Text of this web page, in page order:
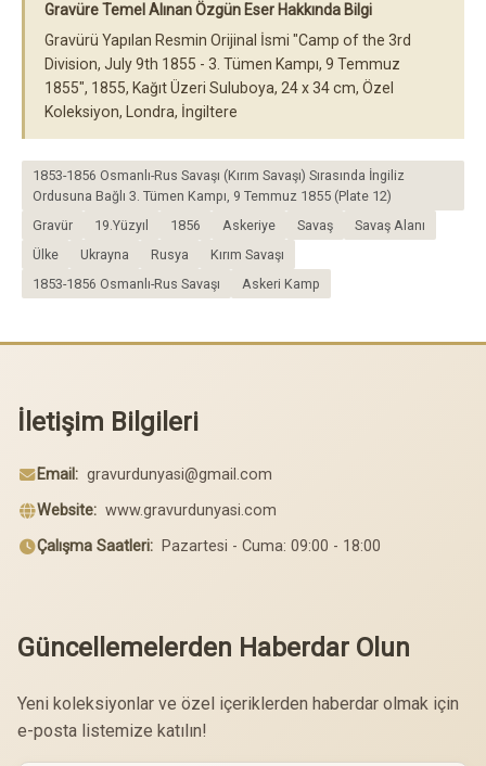
Gravüre Temel Alınan Özgün Eser Hakkında Bilgi
Gravürü Yapılan Resmin Orijinal İsmi "Camp of the 3rd
Division, July 9th 1855 - 3. Tümen Kampı, 9 Temmuz
1855", 1855, Kağıt Üzeri Suluboya, 24 x 34 cm, Özel
Koleksiyon, Londra, İngiltere
1853-1856 Osmanlı-Rus Savaşı (Kırım Savaşı) Sırasında İngiliz
Ordusuna Bağlı 3. Tümen Kampı, 9 Temmuz 1855 (Plate 12)
Gravür
19.Yüzyıl 1856 Askeriye Savaş
Savaş Alanı
Ülke
Ukrayna Rusya
Kırım Savaşı
1853-1856 Osmanlı-Rus Savaşı
Askeri Kamp
İletişim Bilgileri
Email: gravurdunyasi@gmail.com
Website: www.gravurdunyasi.com
Çalışma Saatleri: Pazartesi - Cuma: 09:00 - 18:00
Güncellemelerden Haberdar Olun
Yeni koleksiyonlar ve özel içeriklerden haberdar olmak için
e-posta listemize katılın!